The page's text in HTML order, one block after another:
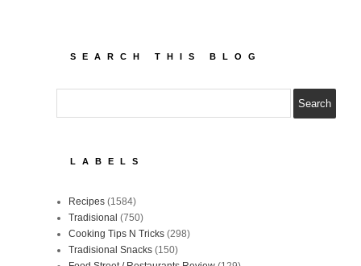
SEARCH THIS BLOG
LABELS
Recipes (1584)
Tradisional (750)
Cooking Tips N Tricks (298)
Tradisional Snacks (150)